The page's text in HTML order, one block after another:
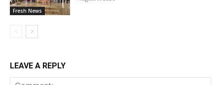
Fresh News
LEAVE A REPLY